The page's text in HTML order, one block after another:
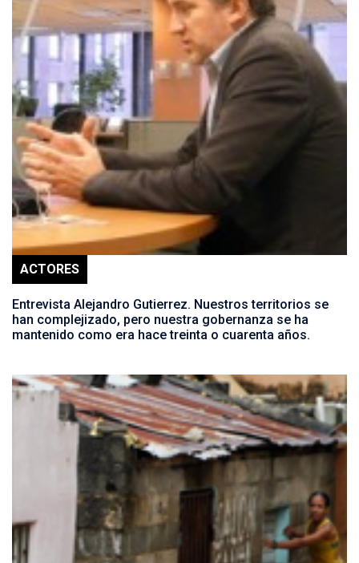
ACTORES
Entrevista Alejandro Gutierrez. Nuestros territorios se
han complejizado, pero nuestra gobernanza se ha
mantenido como era hace treinta o cuarenta años.